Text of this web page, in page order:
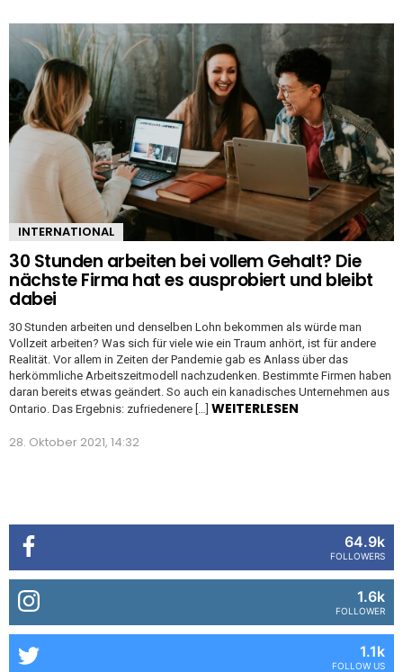
INTERNATIONAL
30 Stunden arbeiten bei vollem Gehalt? Die
nächste Firma hat es ausprobiert und bleibt
dabei
30 Stunden arbeiten und denselben Lohn bekommen als würde man
Vollzeit arbeiten? Was sich für viele wie ein Traum anhört, ist für andere
Realität. Vor allem in Zeiten der Pandemie gab es Anlass über das
herkömmliche Arbeitszeitmodell nachzudenken. Bestimmte Firmen haben
daran bereits etwas geändert. So auch ein kanadisches Unternehmen aus
Ontario. Das Ergebnis: zufriedenere […] WEITERLESEN
28. Oktober 2021, 14:32
64.9k
FOLLOWERS
1.6k
FOLLOWER
1.1k
FOLLOW US